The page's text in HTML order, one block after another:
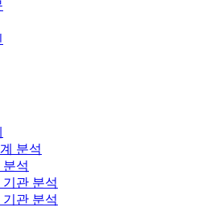
분석
석
관 분석
관 분석